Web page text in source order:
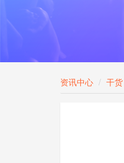
资讯中心 干货